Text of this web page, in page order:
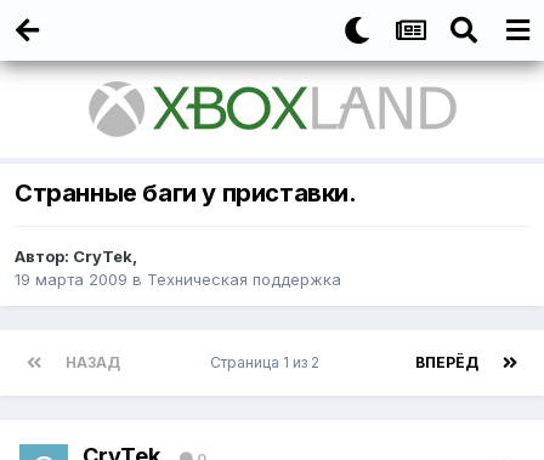
Cтранные баги у приставки.
Автор: CryTek,
19 марта 2009 в Техническая поддержка
НАЗАД ВПЕРЁД
Страница 1 из 2